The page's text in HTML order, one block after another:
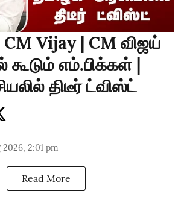
Vijay | CM விஜய்
எம்.பிக்கள் |
திடீர் ட்விஸ்ட்
2026, 2:01 pm
Read More